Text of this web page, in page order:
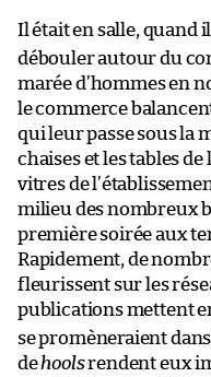
Il était en salle, quand
débouler autour du
marée d’hommes en
le commerce
qui leur passe sous la
chaises et les tables
vitres de
milieu des nombreux
première soirée aux
Rapidement, de
fleurissent sur les
publications mettent
se promèneraient
dehoolsrendent eux